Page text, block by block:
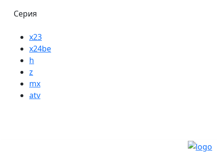
Серия
x23
x24be
h
z
mx
atv